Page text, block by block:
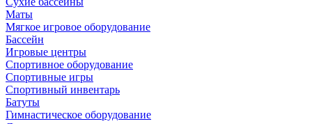
Маты
Мягкое игровое оборудование
Бассейн
Игровые центры
Спортивное оборудование
Спортивные игры
Спортивный инвентарь
Батуты
Гимнастическое оборудование